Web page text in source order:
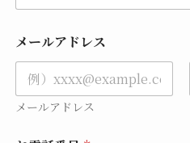
メールアドレス
メールアドレス